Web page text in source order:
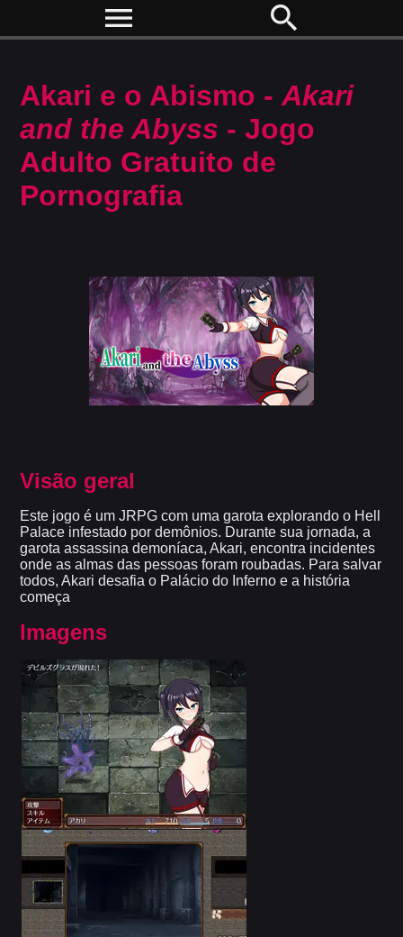
menu search
Akari e o Abismo -Akari
and the Abyss - Jogo
Adulto Gratuito de
Pornografia
Visão geral
Este jogo é um JRPG com uma garota explorando o Hell
Palace infestado por demônios. Durante sua jornada, a
garota assassina demoníaca, Akari, encontra incidentes
onde as almas das pessoas foram roubadas. Para salvar
todos, Akari desafia o Palácio do Inferno e a história
começa
Imagens